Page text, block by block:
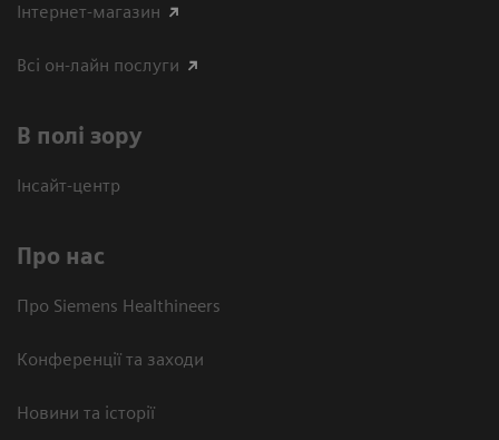
Інтернет-магазин
Всі он-лайн послуги
В полі зору
Інсайт-центр
Про нас
Про Siemens Healthineers
Конференції та заходи
Новини та історії